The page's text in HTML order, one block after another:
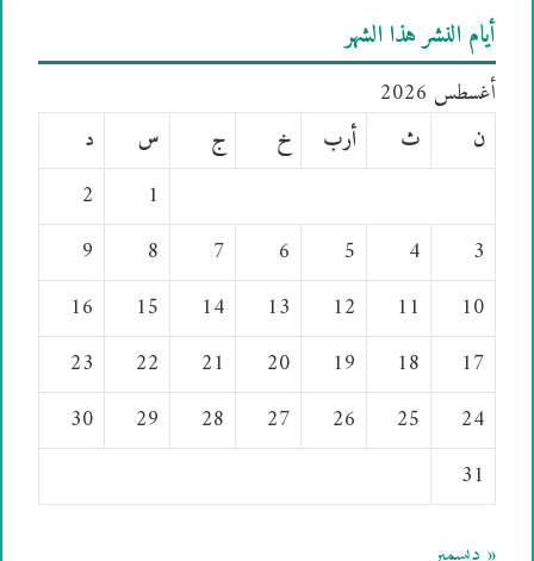
أيام النشر هذا الشهر
أغسطس 2026
ن
ث أرب خ ج س
د
1
2
3
4
5
6
7
8
9
10
11
12
13
14
15
16
17
18
19
20
21
22
23
24
25
26
27
28
29
30
31